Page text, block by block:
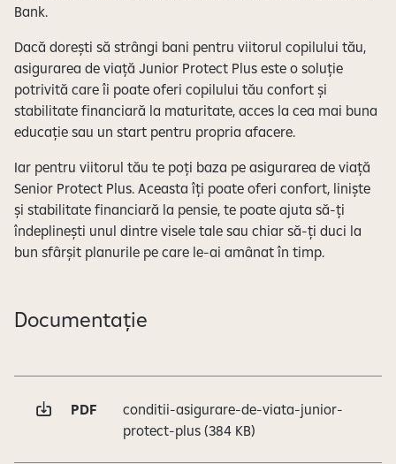
Bank.
Dacă dorești să strângi bani pentru viitorul copilului tău,
asigurarea de viață Junior Protect Plus este o soluție
potrivită care îi poate oferi copilului tău confort și
stabilitate financiară la maturitate, acces la cea mai buna
educație sau un start pentru propria afacere.
Iar pentru viitorul tău te poți baza pe asigurarea de viață
Senior Protect Plus. Aceasta îți poate oferi confort, liniște
și stabilitate financiară la pensie, te poate ajuta să-ți
îndeplinești unul dintre visele tale sau chiar să-ți duci la
bun sfârșit planurile pe care le-ai amânat în timp.
Documentație
PDF
conditii-asigurare-de-viata-junior-
protect-plus(384 KB)